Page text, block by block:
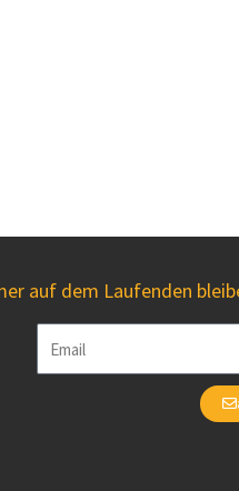
auf dem Laufenden
Email